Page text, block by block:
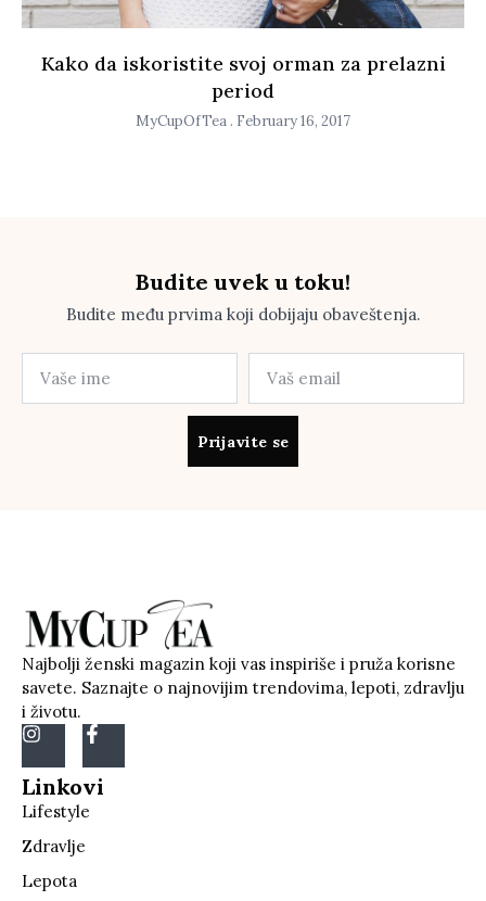
Kako da iskoristite svoj orman za prelazni
period
MyCupOfTea February 16, 2017
Budite uvek u toku!
Budite među prvima koji dobijaju obaveštenja.
Prijavite se
Najbolji ženski magazin koji vas inspiriše i pruža korisne
savete. Saznajte o najnovijim trendovima, lepoti, zdravlju
i životu.
Linkovi
Lifestyle
Zdravlje
Lepota